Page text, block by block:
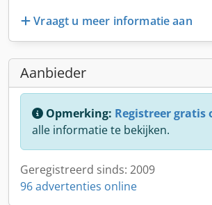
Vraagt u meer informatie aan
Aanbieder
Opmerking: Registreer gratis
alle informatie te bekijken.
Geregistreerd sinds: 2009
96 advertenties online